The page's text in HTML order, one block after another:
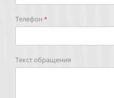
Телефон *
Текст обращения